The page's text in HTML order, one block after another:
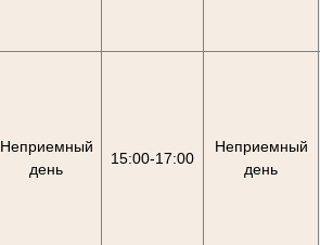
Неприемный
день
15:00-17:00
Неприемный
день